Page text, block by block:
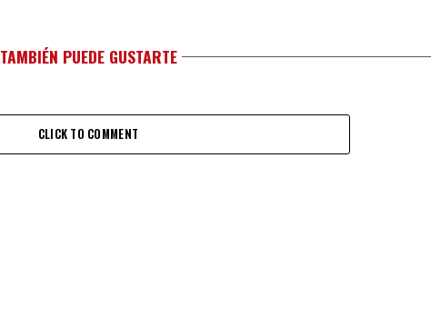
TAMBIÉN PUEDE GUSTARTE
CLICK TO COMMENT